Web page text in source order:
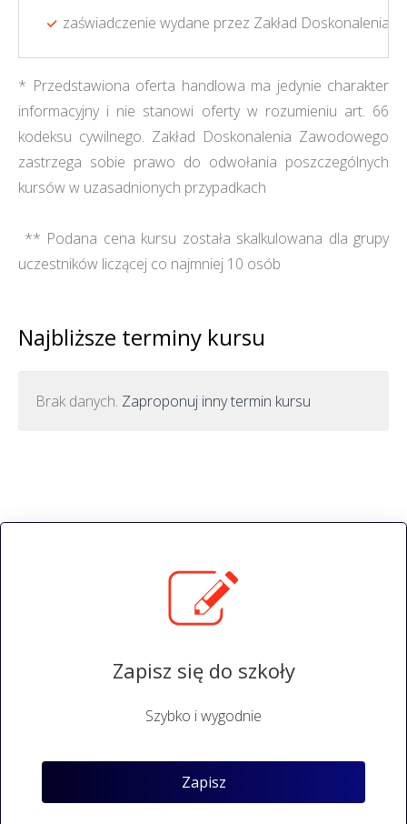
zaświadczenie wydane przez Zakład Doskonalenia
* Przedstawiona oferta handlowa ma jedynie charakter
informacyjny i nie stanowi oferty w rozumieniu art. 66
kodeksu cywilnego. Zakład Doskonalenia Zawodowego
zastrzega sobie prawo do odwołania poszczególnych
kursów w uzasadnionych przypadkach
** Podana cena kursu została skalkulowana dla grupy
uczestników liczącej co najmniej 10 osób
Najbliższe terminy kursu
Brak danych. Zaproponuj inny termin kursu
Zapisz się do szkoły
Szybko i wygodnie
Zapisz